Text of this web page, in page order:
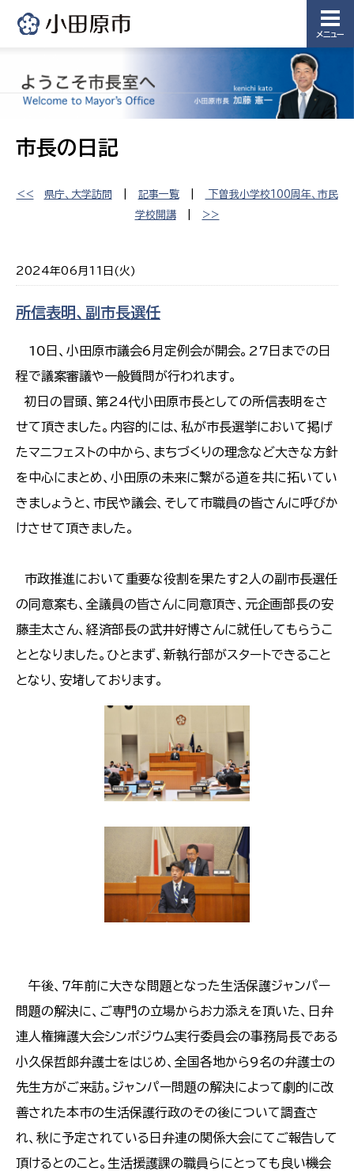
メニュー
市長の日記
<< 県庁、大学訪問 記事一覧|
下曽我小学校100周年、市民
学校開講| >>
2024年06月11日(火)
所信表明、副市長選任
10日、小田原市議会6月定例会が開会。27日までの日
程で議案審議や一般質問が行われます。
初日の冒頭、第24代小田原市長としての所信表明をさ
せて頂きました。内容的には、私が市長選挙において掲げ
たマニフェストの中から、まちづくりの理念など大きな方針
を中心にまとめ、小田原の未来に繋がる道を共に拓いてい
きましょうと、市民や議会、そして市職員の皆さんに呼びか
けさせて頂きました。
市政推進において重要な役割を果たす2人の副市長選任
の同意案も、全議員の皆さんに同意頂き、元企画部長の安
藤圭太さん、経済部長の武井好博さんに就任してもらうこ
ととなりました。ひとまず、新執行部がスタートできること
となり、安堵しております。
午後、７年前に大きな問題となった生活保護ジャンパー
問題の解決に、ご専門の立場からお力添えを頂いた、日弁
連人権擁護大会シンポジウム実行委員会の事務局長である
小久保哲郎弁護士をはじめ、全国各地から9名の弁護士の
先生方がご来訪。ジャンパー問題の解決によって劇的に改
善された本市の生活保護行政のその後について調査さ
れ、秋に予定されている日弁連の関係大会にてご報告して
頂けるとのこと。生活援護課の職員らにとっても良い機会